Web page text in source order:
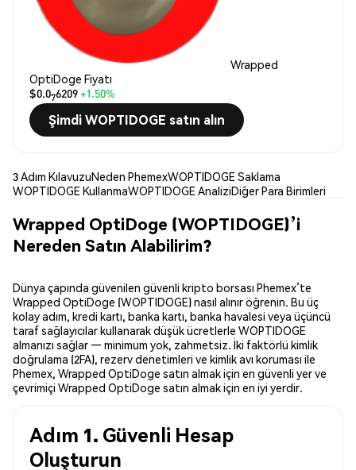
Wrapped
OptiDoge Fiyatı
$0.076209+1.50%
Şimdi WOPTIDOGE satın alın
3 Adım KılavuzuNeden PhemexWOPTIDOGE Saklama
WOPTIDOGE KullanmaWOPTIDOGE AnaliziDiğer Para Birimleri
Wrapped OptiDoge (WOPTIDOGE)’i
Nereden Satın Alabilirim?
Dünya çapında güvenilen güvenli kripto borsası Phemex’te
Wrapped OptiDoge (WOPTIDOGE) nasıl alınır öğrenin. Bu üç
kolay adım, kredi kartı, banka kartı, banka havalesi veya üçüncü
taraf sağlayıcılar kullanarak düşük ücretlerle WOPTIDOGE
almanızı sağlar — minimum yok, zahmetsiz. İki faktörlü kimlik
doğrulama (2FA), rezerv denetimleri ve kimlik avı koruması ile
Phemex, Wrapped OptiDoge satın almak için en güvenli yer ve
çevrimiçi Wrapped OptiDoge satın almak için en iyi yerdir.
Adım 1. Güvenli Hesap
Oluşturun